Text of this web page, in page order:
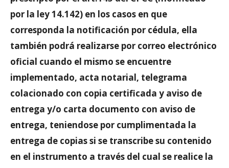
por la ley 14.142) en los casos en que
corresponda la notificación por cédula, ella
también podrá realizarse por correo electrónico
oficial cuando el mismo se encuentre
implementado, acta notarial, telegrama
colacionado con copia certificada y aviso de
entrega y/o carta documento con aviso de
entrega, teniendose por cumplimentada la
entrega de copias si se transcribe su contenido
en el instrumento a través del cual se realice la